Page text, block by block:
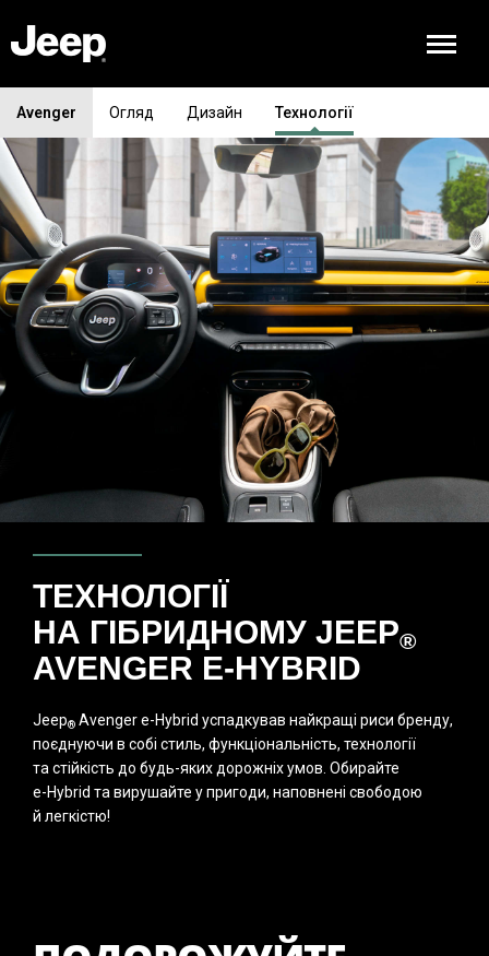
Avenger Огляд Дизайн Технології
ТЕХНОЛОГІЇ
НА ГІБРИДНОМУ JEEP®
AVENGER E-HYBRID
Jeep® Avengere-Hybrid успадкував найкращі риси бренду,
поєднуючи в собі стиль, функціональність, технології
та стійкість до будь-яких дорожніх умов. Обирайте
e-Hybrid та вирушайте у пригоди, наповнені свободою
й легкістю!